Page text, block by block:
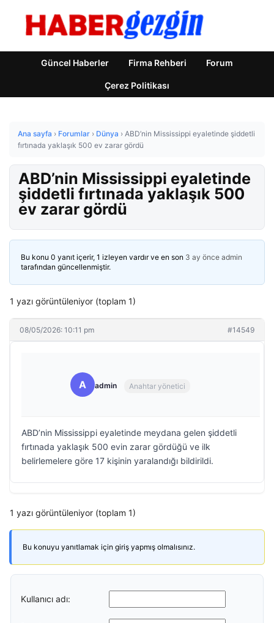
Güncel Haberler Firma Rehberi Forum
Çerez Politikası
Ana sayfa › Forumlar › Dünya › ABD’nin Mississippi eyaletinde şiddetli
fırtınada yaklaşık 500 ev zarar gördü
ABD’nin Mississippi eyaletinde
şiddetli fırtınada yaklaşık 500
ev zarar gördü
Bu konu 0 yanıt içerir, 1 izleyen vardır ve en son 3 ay önce admin
tarafından güncellenmiştir.
1 yazı görüntüleniyor (toplam 1)
08/05/2026: 10:11 pm #14549
A admin Anahtar yönetici
ABD’nin Mississippi eyaletinde meydana gelen şiddetli
fırtınada yaklaşık 500 evin zarar gördüğü ve ilk
belirlemelere göre 17 kişinin yaralandığı bildirildi.
1 yazı görüntüleniyor (toplam 1)
Bu konuyu yanıtlamak için giriş yapmış olmalısınız.
Kullanıcı adı: